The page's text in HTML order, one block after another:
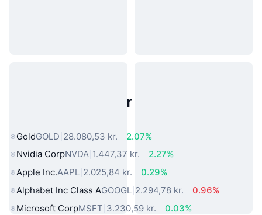
Populære aktiver fra den virkelige
GoldGOLD 28.080,53 kr.
2.07%
Nvidia CorpNVDA 1.447,37 kr.
2.27%
Apple Inc.AAPL 2.025,84 kr.
0.29%
Alphabet Inc Class AGOOGL 2.294,78 kr.
0.96%
Microsoft CorpMSFT 3.230,59 kr.
0.03%